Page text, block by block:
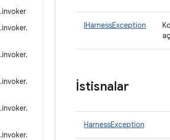
.invoker
.invoker.
.invoker.
.invoker.
.invoker.
.invoker.
IHarnessException
İstisnalar
HarnessException